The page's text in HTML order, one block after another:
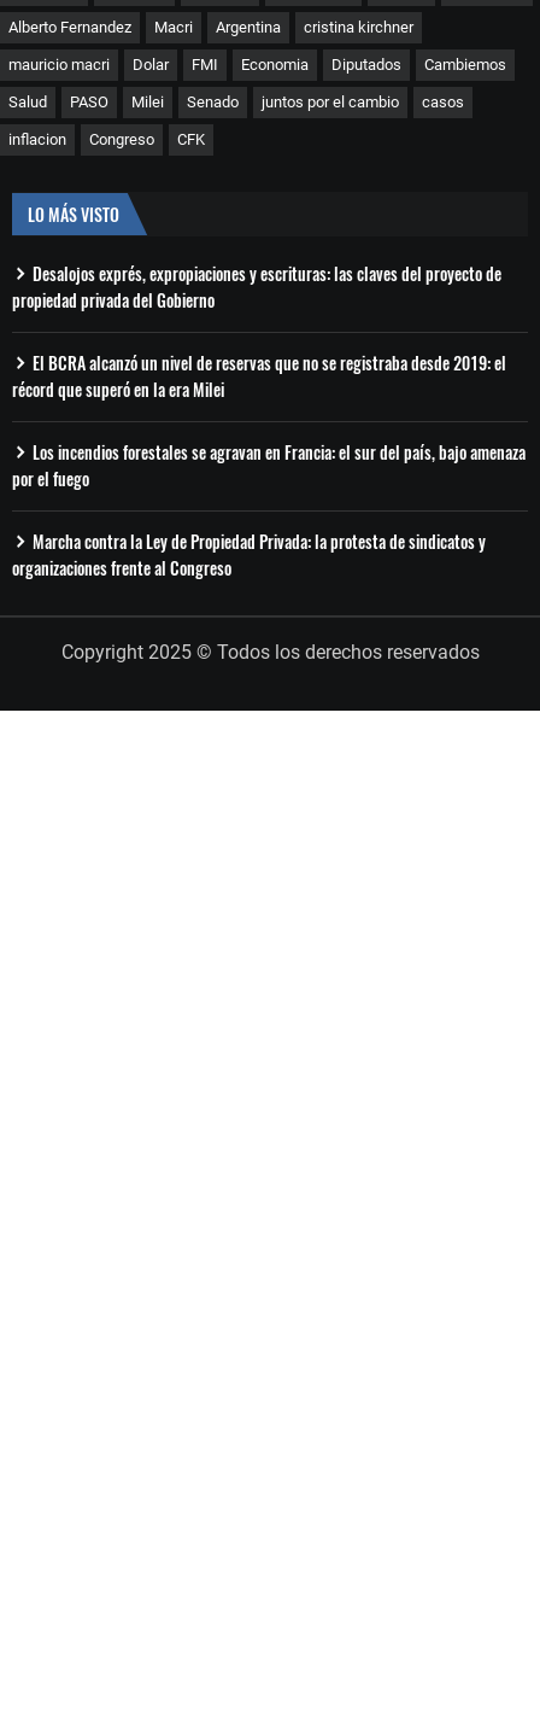
Alberto Fernandez Macri Argentina cristina kirchner
mauricio macri Dolar FMI Economia Diputados Cambiemos
Salud PASO Milei Senado juntos por el cambio casos
inflacion Congreso CFK
LO MÁS VISTO
Desalojos exprés, expropiaciones y escrituras: las claves del proyecto de
propiedad privada del Gobierno
El BCRA alcanzó un nivel de reservas que no se registraba desde 2019: el
récord que superó en la era Milei
Los incendios forestales se agravan en Francia: el sur del país, bajo amenaza
por el fuego
Marcha contra la Ley de Propiedad Privada: la protesta de sindicatos y
organizaciones frente al Congreso
Copyright 2025 © Todos los derechos reservados